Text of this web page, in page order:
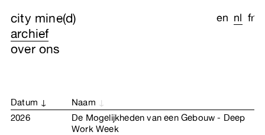
city mine(d)
archief
over ons
en nl fr
Datum
Naam
2026
De Mogelijkheden van een Gebouw - Deep
Work Week